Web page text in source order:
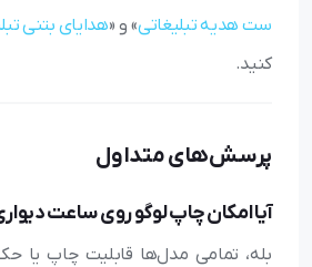
ست هدیه تبلیغاتی» و «هدایای بتنی
کنید.
پرسش‌های متداول
آیا امکان چاپ لوگو روی ساعت
بله، تمامی مدل‌ها قابلیت چاپ یا